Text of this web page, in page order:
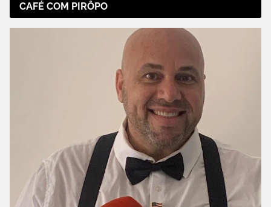
CAFÉ COM PIRÔPO